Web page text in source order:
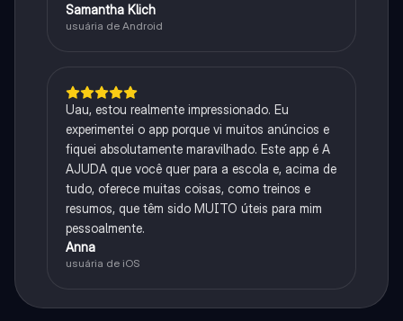
Samantha Klich
usuária de Android
Uau, estou realmente impressionado. Eu
experimentei o app porque vi muitos anúncios e
fiquei absolutamente maravilhado. Este app é A
AJUDA que você quer para a escola e, acima de
tudo, oferece muitas coisas, como treinos e
resumos, que têm sido MUITO úteis para mim
pessoalmente.
Anna
usuária de iOS